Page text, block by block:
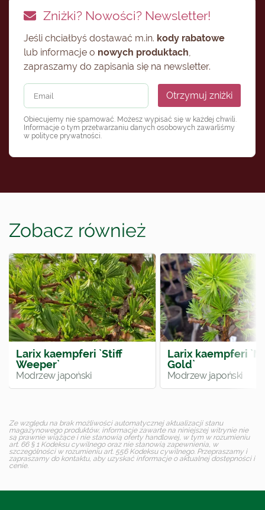
Zniżki? Nowości? Newsletter!
Jeśli chciałbyś dostawać m.in. kody rabatowe
lub informacje o nowych produktach
zapraszamy do zapisania się na newsletter.
Otrzymuj zniżki
Obiecujemy nie spamować. Możesz wypisać się w każdej chwili.
Informacje o tym przetwarzaniu danych osobowych zawarliśmy
w polityce prywatności
Zobacz również
Larix kaempferi `Stiff
Weeper`
Modrzew japoński
Larix kaempferi
Gold`
Modrzew japoński
Ze względu na brak możliwości automatycznej aktualizacji stanu
magazynowego produktów, informacje zawarte na niniejszej witrynie nie
są prawnie wiążące i nie stanowią oferty handlowej, w tym w rozumieniu
art. 66 § 1 Kodeksu cywilnego oraz nie stanowią zapewnienia, w
szczególności w rozumieniu art. 556 Kodeksu cywilnego. Przepraszamy i
zapraszamy do kontaktu, aby uzyskać informacje o aktualnej dostępności i
cenie.